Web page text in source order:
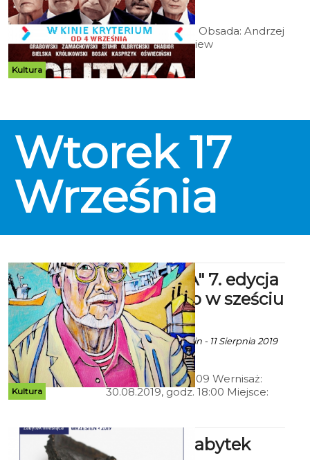
Kultura
godz. 9:40
Reż. Patryk Vega; Obsada: Andrzej
Grabowski, Zbigniew
Zamachowski, Janusz Chabior;
Polska 2019, 135 min.
Wtorek 17
Września
Kultura
6X SZTUKA" 7. edycja
- Malarstwo w sześciu
odsłonach.
Ala za CK 105 Koszalin - 11 Sierpnia 2019
godz. 20:21
Termin: 30.08-29.09 Wernisaż:
30.08.2019, godz. 18:00 Miejsce:
Muzeum Zabytek